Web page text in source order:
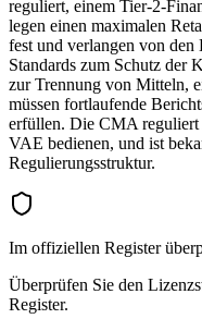
reguliert, einem Tier-2-
legen einen maximalen
fest und verlangen von den
Standards zum Schutz der
zur Trennung von Mitteln,
müssen fortlaufende
erfüllen. Die CMA reguliert
VAE bedienen, und ist
Regulierungsstruktur.
Im offiziellen Register
Überprüfen Sie den
Register.